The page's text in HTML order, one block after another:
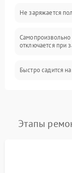
Не заряжается
Самопроизвольно
отключается при
Быстро садится
Этапы